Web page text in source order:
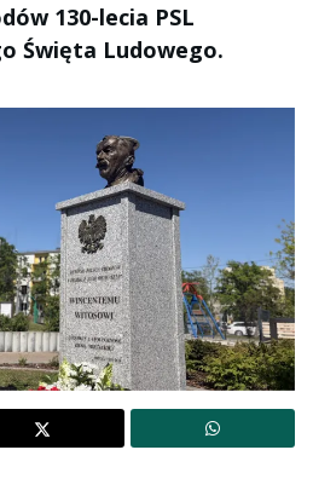
130-lecia PSL
Święta Ludowego.